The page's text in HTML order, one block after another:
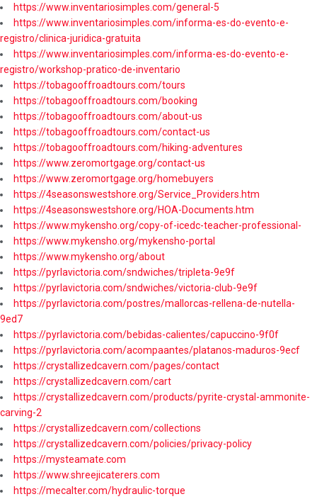
https://www.inventariosimples.com/general-5
https://www.inventariosimples.com/informa-es-do-evento-e-
registro/clinica-juridica-gratuita
https://www.inventariosimples.com/informa-es-do-evento-e-
registro/workshop-pratico-de-inventario
https://tobagooffroadtours.com/tours
https://tobagooffroadtours.com/booking
https://tobagooffroadtours.com/about-us
https://tobagooffroadtours.com/contact-us
https://tobagooffroadtours.com/hiking-adventures
https://www.zeromortgage.org/contact-us
https://www.zeromortgage.org/homebuyers
https://4seasonswestshore.org/Service_Providers.htm
https://4seasonswestshore.org/HOA-Documents.htm
https://www.mykensho.org/copy-of-icedc-teacher-professional-
https://www.mykensho.org/mykensho-portal
https://www.mykensho.org/about
https://pyrlavictoria.com/sndwiches/tripleta-9e9f
https://pyrlavictoria.com/sndwiches/victoria-club-9e9f
https://pyrlavictoria.com/postres/mallorcas-rellena-de-nutella-
9ed7
https://pyrlavictoria.com/bebidas-calientes/capuccino-9f0f
https://pyrlavictoria.com/acompaantes/platanos-maduros-9ecf
https://crystallizedcavern.com/pages/contact
https://crystallizedcavern.com/cart
https://crystallizedcavern.com/products/pyrite-crystal-ammonite-
carving-2
https://crystallizedcavern.com/collections
https://crystallizedcavern.com/policies/privacy-policy
https://mysteamate.com
https://www.shreejicaterers.com
https://mecalter.com/hydraulic-torque